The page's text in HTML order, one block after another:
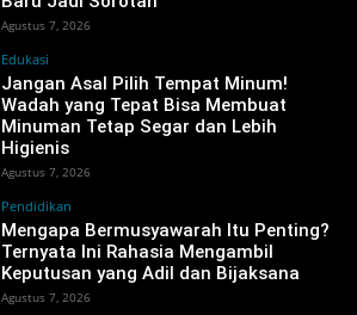
Agustus 7, 2026
Edukasi
Jangan Asal Pilih Tempat Minum!
Wadah yang Tepat Bisa Membuat
Minuman Tetap Segar dan Lebih
Higienis
Agustus 7, 2026
Pendidikan
Mengapa Bermusyawarah Itu Penting?
Ternyata Ini Rahasia Mengambil
Keputusan yang Adil dan Bijaksana
Agustus 7, 2026